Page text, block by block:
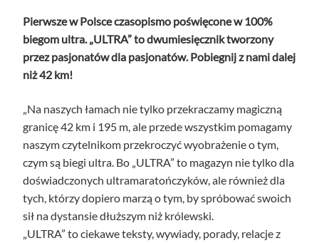
Pierwsze w Polsce czasopismo poświęcone w 100%
biegom ultra. „ULTRA” to dwumiesięcznik tworzony
przez pasjonatów dla pasjonatów. Pobiegnij z nami dalej
niż 42 km!
„Na naszych łamach nie tylko przekraczamy magiczną
granicę 42 km i 195 m, ale przede wszystkim pomagamy
naszym czytelnikom przekroczyć wyobrażenie o tym,
czym są biegi ultra. Bo „ULTRA” to magazyn nie tylko dla
doświadczonych ultramaratończyków, ale również dla
tych, którzy dopiero marzą o tym, by spróbować swoich
sił na dystansie dłuższym niż królewski.
„ULTRA” to ciekawe teksty, wywiady, porady, relacje z